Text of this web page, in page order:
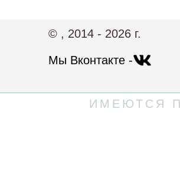
© , 2014 - 2026 г.
Мы Вконтакте -
ИМЕЮТСЯ